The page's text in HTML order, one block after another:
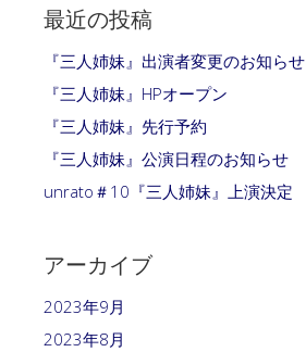
最近の投稿
『三人姉妹』出演者変更のお知らせ
『三人姉妹』HPオープン
『三人姉妹』先行予約
『三人姉妹』公演日程のお知らせ
unrato＃10『三人姉妹』上演決定
アーカイブ
2023年9月
2023年8月